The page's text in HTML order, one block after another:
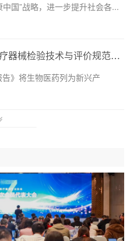
国”战略，进一步提升社会各...
转发中检院关于举办智能化医疗器械检验技术与评价规范培训班的通知
》将生物医药列为新兴产